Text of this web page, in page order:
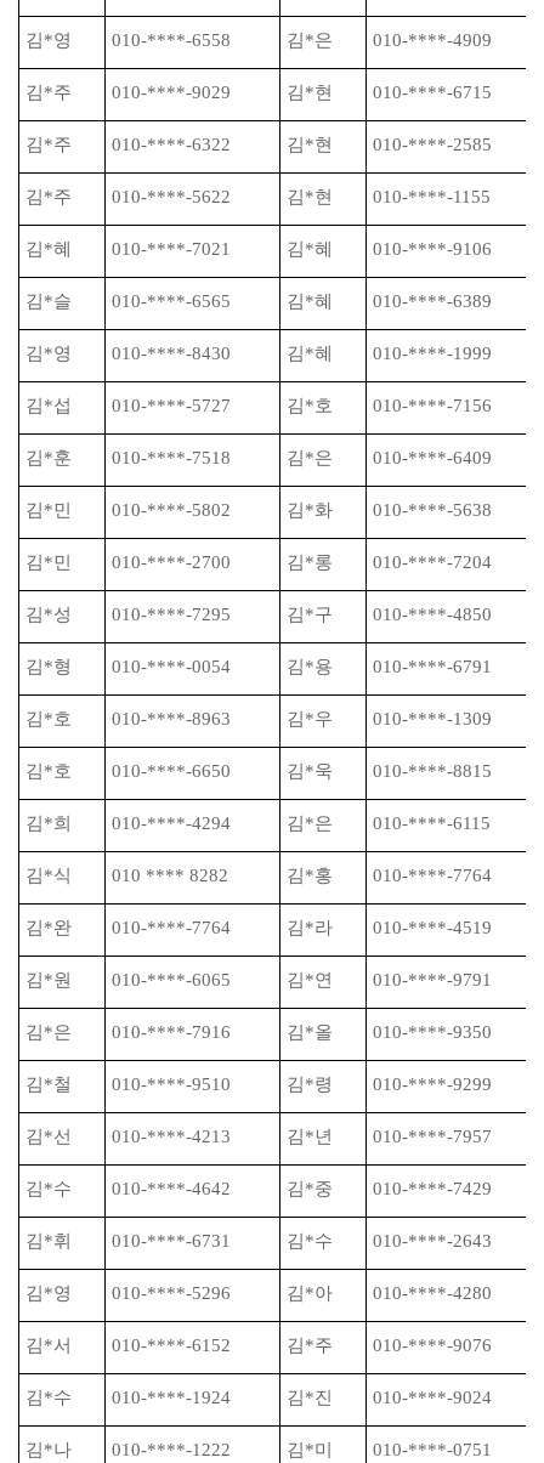
김*영 010-****-6558 김*은 010-****-4909
김*주 010-****-9029 김*현 010-****-6715
김*주 010-****-6322 김*현 010-****-2585
김*주 010-****-5622 김*현 010-****-1155
김*혜 010-****-7021 김*혜 010-****-9106
김*슬 010-****-6565 김*혜 010-****-6389
김*영 010-****-8430 김*혜 010-****-1999
김*섭 010-****-5727 김*호 010-****-7156
김*훈 010-****-7518 김*은 010-****-6409
김*민 010-****-5802 김*화 010-****-5638
김*민 010-****-2700 김*롱 010-****-7204
김*성 010-****-7295 김*구 010-****-4850
김*형 010-****-0054 김*용 010-****-6791
김*호 010-****-8963 김*우 010-****-1309
김*호 010-****-6650 김*욱 010-****-8815
김*희 010-****-4294 김*은 010-****-6115
김*식 010 **** 8282 김*홍 010-****-7764
김*완 010-****-7764 김*라 010-****-4519
김*원 010-****-6065 김*연 010-****-9791
김*은 010-****-7916 김*올 010-****-9350
김*철 010-****-9510 김*령 010-****-9299
김*선 010-****-4213 김*년 010-****-7957
김*수 010-****-4642 김*중 010-****-7429
김*휘 010-****-6731 김*수 010-****-2643
김*영 010-****-5296 김*아 010-****-4280
김*서 010-****-6152 김*주 010-****-9076
김*수 010-****-1924 김*진 010-****-9024
김*나 010-****-1222 김*미 010-****-0751